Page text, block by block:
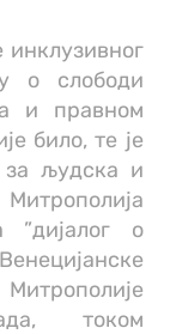
инклузивног
о слободи
и правном
било, те је
за људска и
”дијалог о
током